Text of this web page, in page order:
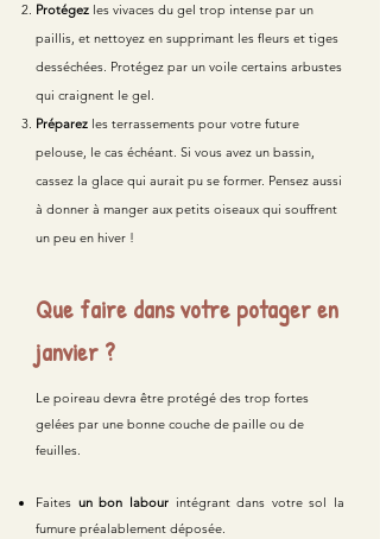
Protégez les vivaces du gel trop intense par un
paillis, et nettoyez en supprimant les fleurs et tiges
desséchées. Protégez par un voile certains arbustes
qui craignent le gel.
Préparez les terrassements pour votre future
pelouse, le cas échéant. Si vous avez un bassin,
cassez la glace qui aurait pu se former. Pensez aussi
à donner à manger aux petits oiseaux qui souffrent
un peu en hiver !
Que faire dans votre potager en
janvier ?
Le poireau devra être protégé des trop fortes
gelées par une bonne couche de paille ou de
feuilles.
Faites un bon labourintégrant dans votre sol la
fumure préalablement déposée.